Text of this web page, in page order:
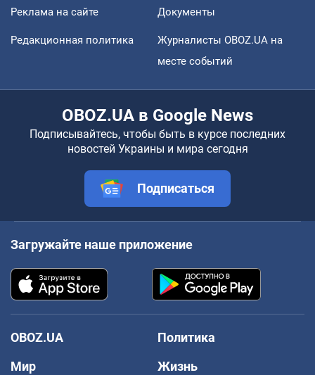
Реклама на сайте Документы
Редакционная политика
Журналисты OBOZ.UA на
месте событий
OBOZ.UA в Google News
Подписывайтесь, чтобы быть в курсе последних
новостей Украины и мира сегодня
Подписаться
Загружайте наше приложение
OBOZ.UA
Политика
Мир
Жизнь